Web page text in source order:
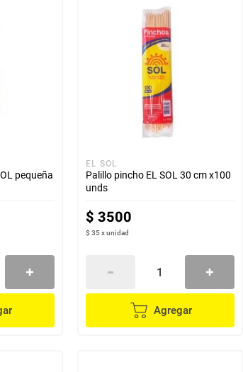
pequeña
EL SOL
Palillo pincho EL SOL 30 cm x100
unds
$ 3500
$ 35xunidad
Agregar